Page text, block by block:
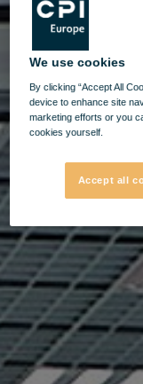
We use cookies
By clicking “Accept All
device to enhance site
marketing efforts or you
cookies yourself.
Accept all